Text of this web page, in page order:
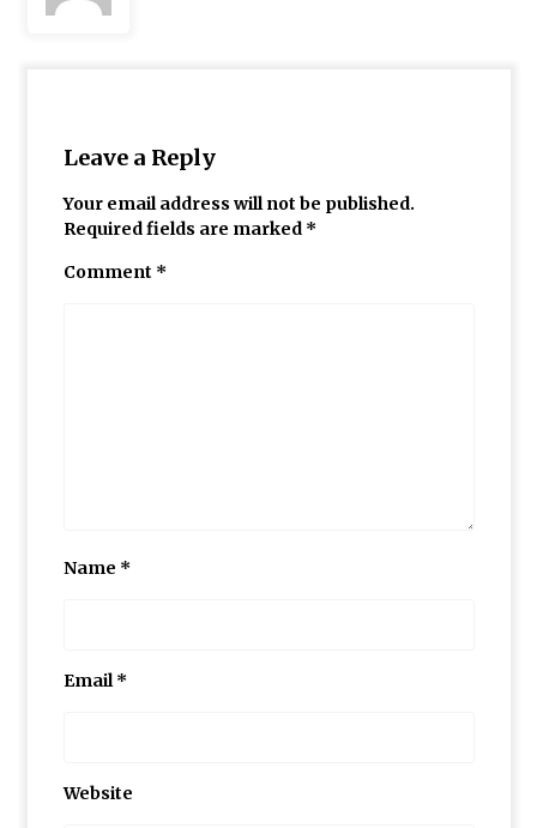
Leave a Reply
Your email address will not be published.
Required fields are marked *
Comment *
Name *
Email*
Website